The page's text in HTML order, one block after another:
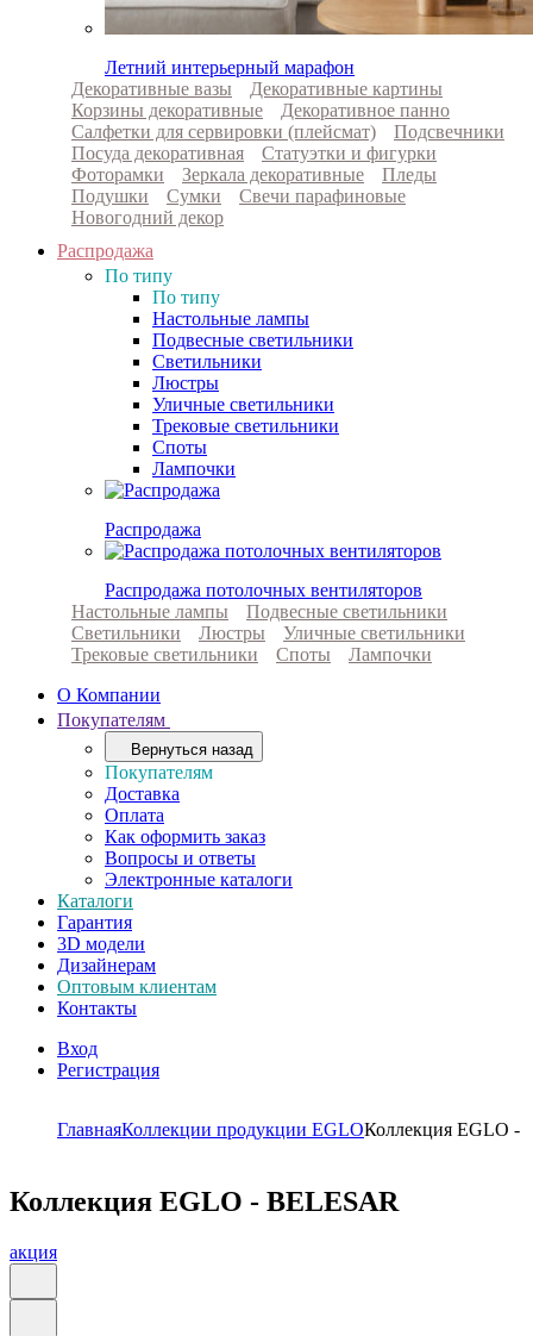
Летний интерьерный марафон
Декоративные вазы
Декоративные картины
Корзины декоративные
Декоративное панно
Салфетки для сервировки (плейсмат)
Подсвечники
Посуда декоративная
Статуэтки и фигурки
Фоторамки
Зеркала декоративные
Пледы
Подушки
Сумки
Свечи парафиновые
Новогодний декор
Распродажа
По типу
По типу
Настольные лампы
Подвесные светильники
Светильники
Люстры
Уличные светильники
Трековые светильники
Споты
Лампочки
Распродажа
Распродажа потолочных вентиляторов
Настольные лампы
Подвесные светильники
Светильники
Люстры
Уличные светильники
Трековые светильники
Споты
Лампочки
О Компании
Покупателям
Вернуться назад
Покупателям
Доставка
Оплата
Как оформить заказ
Вопросы и ответы
Электронные каталоги
Каталоги
Гарантия
3D модели
Дизайнерам
Оптовым клиентам
Контакты
Вход
Регистрация
ГлавнаяКоллекции продукции EGLOКоллекция EGLO -
Коллекция EGLO - BELESAR
акция